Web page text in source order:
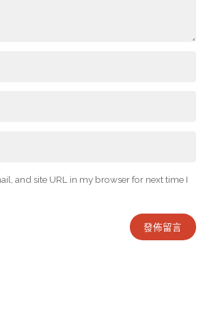
and site URL in my browser for next time I